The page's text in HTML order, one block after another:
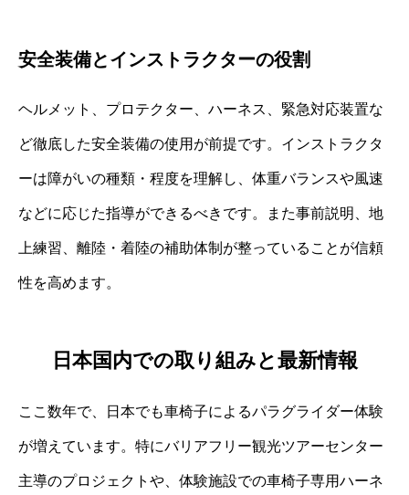
安全装備とインストラクターの役割
ヘルメット、プロテクター、ハーネス、緊急対応装置な
ど徹底した安全装備の使用が前提です。インストラクタ
ーは障がいの種類・程度を理解し、体重バランスや風速
などに応じた指導ができるべきです。また事前説明、地
上練習、離陸・着陸の補助体制が整っていることが信頼
性を高めます。
日本国内での取り組みと最新情報
ここ数年で、日本でも車椅子によるパラグライダー体験
が増えています。特にバリアフリー観光ツアーセンター
主導のプロジェクトや、体験施設での車椅子専用ハーネ